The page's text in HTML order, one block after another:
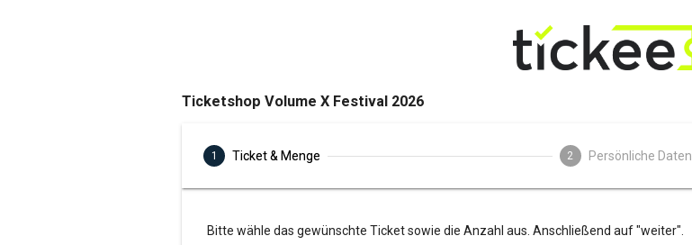
Ticketshop Volume X Festival 2026
1 Ticket & Menge 2 Persönliche Daten
Bitte wähle das gewünschte Ticket sowie die Anzahl aus. Anschließend auf "weiter".